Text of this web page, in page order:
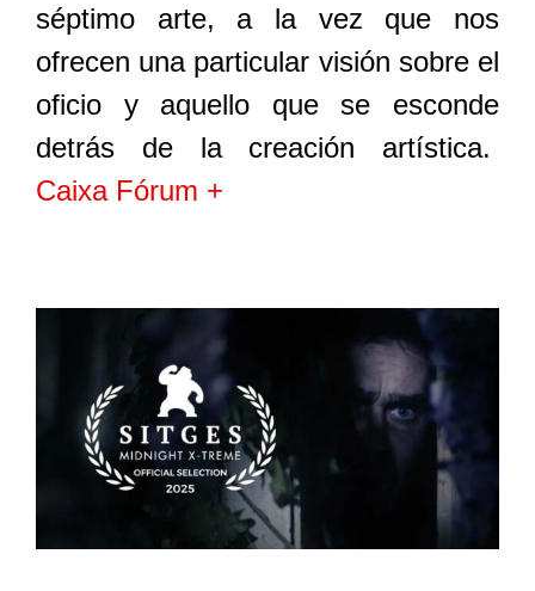
séptimo arte, a la vez que nos
ofrecen una particular visión sobre el
oficio y aquello que se esconde
detrás de la creación artística.
Caixa Fórum +